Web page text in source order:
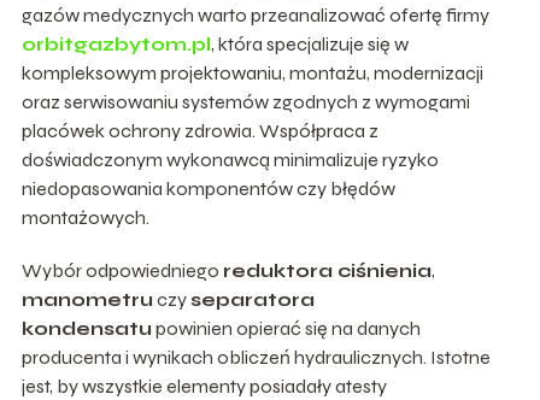
gazów medycznych warto przeanalizować ofertę firmy
orbitgazbytom.pl, która specjalizuje się w
kompleksowym projektowaniu, montażu, modernizacji
oraz serwisowaniu systemów zgodnych z wymogami
placówek ochrony zdrowia. Współpraca z
doświadczonym wykonawcą minimalizuje ryzyko
niedopasowania komponentów czy błędów
montażowych.
Wybór odpowiedniego reduktora ciśnienia,
manometru czyseparatora
kondensatu powinien opierać się na danych
producenta i wynikach obliczeń hydraulicznych. Istotne
jest, by wszystkie elementy posiadały atesty